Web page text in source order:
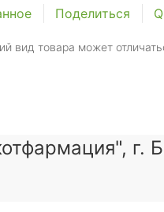
Поделиться
вид товара может
г.